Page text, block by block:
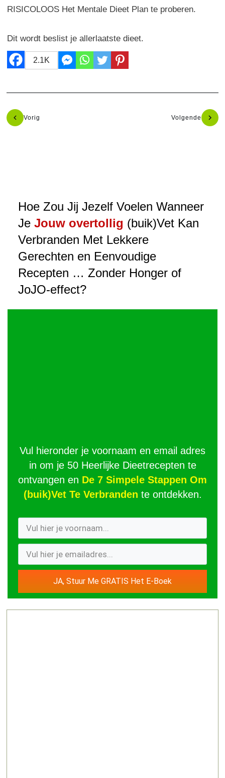
RISICOLOOS Het Mentale Dieet Plan te proberen.
Dit wordt beslist je allerlaatste dieet.
2.1K
Vorig Volgende
Hoe Zou Jij Jezelf Voelen Wanneer
Je Jouw overtollig (buik)Vet Kan
Verbranden Met Lekkere
Gerechten en Eenvoudige
Recepten … Zonder Honger of
JoJO-effect?
Vul hieronder je voornaam en email adres
in om je 50 Heerlijke Dieetrecepten te
ontvangen en De 7 Simpele Stappen Om
(buik)Vet Te Verbranden te ontdekken.
JA, Stuur Me GRATIS Het E-Boek